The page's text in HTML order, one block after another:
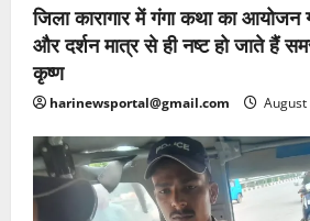
जिला कारागार में गंगा कथा का
और दर्शन मात्र से ही नष्ट हो जाते हैं
कृष्ण
harinewsportal@gmail.com August